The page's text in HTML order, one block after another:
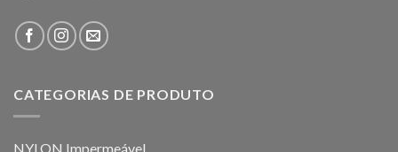
CATEGORIAS DE PRODUTO
NYLON Impermeável